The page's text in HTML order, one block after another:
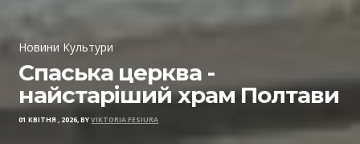
Новини Культури
Спаська церква -
найстаріший храм Полтави
01 КВІТНЯ , 2026, BYVIKTORIA FESIURA